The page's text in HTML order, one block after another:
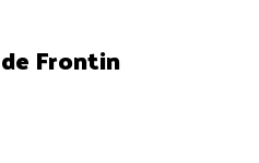
Frontin